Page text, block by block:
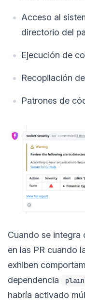
Acceso al
directorio del
Ejecución de
Recopilación
Patrones de
Cuando se integra
en las PR cuando
exhiben
dependencia
habría activado